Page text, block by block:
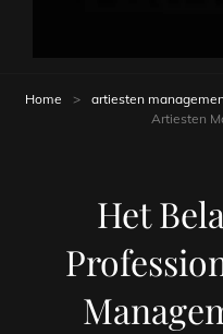
Home > artiesten
Artiesten
Het